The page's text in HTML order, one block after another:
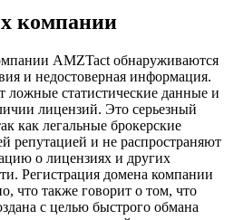
компании
AMZTact обнаруживаются
и недостоверная информация.
ложные статистические данные и
лицензий. Это серьезный
как легальные брокерские
репутацией и не распространяют
о лицензиях и других
Регистрация домена компании
что также говорит о том, что
с целью быстрого обмана